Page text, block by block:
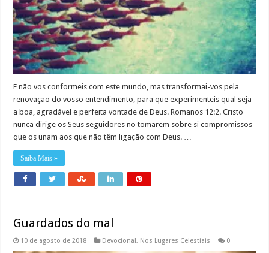
E não vos conformeis com este mundo, mas transformai-vos pela
renovação do vosso entendimento, para que experimenteis qual seja
a boa, agradável e perfeita vontade de Deus. Romanos 12:2. Cristo
nunca dirige os Seus seguidores no tomarem sobre si compromissos
que os unam aos que não têm ligação com Deus. …
Saiba Mais »
Guardados do mal
10 de agosto de 2018 Devocional, Nos Lugares Celestiais 0